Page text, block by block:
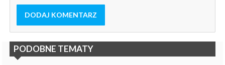
DODAJ KOMENTARZ
PODOBNE TEMATY